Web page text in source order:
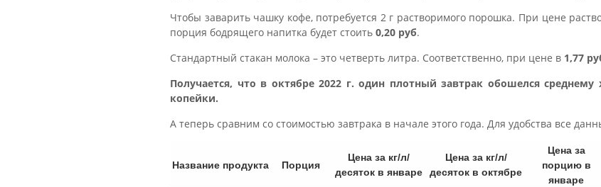
Чтобы заварить чашку кофе, потребуется 2 г растворимого порошка. При цене
порция бодрящего напитка будет стоить 0,20 руб.
Стандартный стакан молока – это четверть литра. Соответственно, при цене в 1,77
Получается, что в октябре 2022 г. один плотный завтрак обошелся
копейки.
А теперь сравним со стоимостью завтрака в начале этого года. Для удобства все
Название продукта Порция
Цена за кг/л/
десяток в январе
Цена за кг/л/
десяток в октябре
Цена за
порцию в
январе